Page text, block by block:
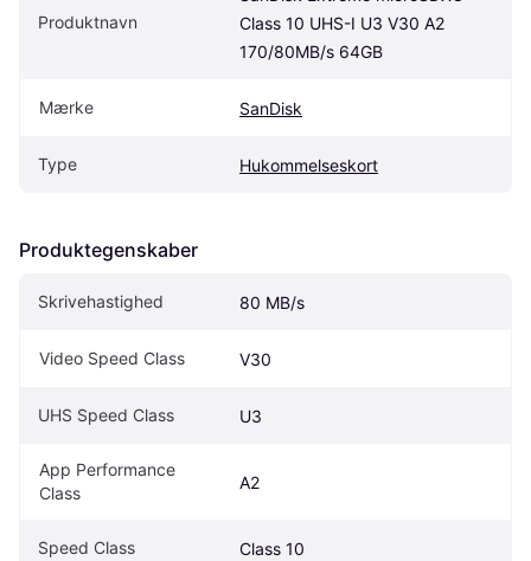
Produktnavn
Class 10 UHS-I U3 V30 A2
170/80MB/s 64GB
Mærke SanDisk
Type Hukommelseskort
Produktegenskaber
Skrivehastighed 80 MB/s
Video Speed Class V30
UHS Speed Class U3
App Performance
Class
A2
Speed Class Class 10